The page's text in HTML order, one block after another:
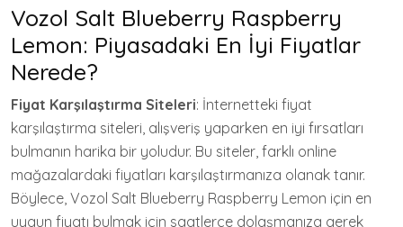
Vozol Salt Blueberry Raspberry
Lemon: Piyasadaki En İyi Fiyatlar
Nerede?
Fiyat Karşılaştırma Siteleri: İnternetteki fiyat
karşılaştırma siteleri, alışveriş yaparken en iyi fırsatları
bulmanın harika bir yoludur. Bu siteler, farklı online
mağazalardaki fiyatları karşılaştırmanıza olanak tanır.
Böylece, Vozol Salt Blueberry Raspberry Lemon için en
uygun fiyatı bulmak için saatlerce dolaşmanıza gerek